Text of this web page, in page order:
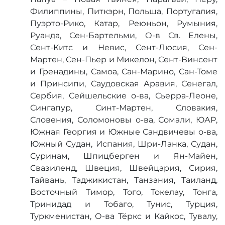
Филиппины, Питкэрн, Польша, Португалия,
Пуэрто-Рико, Катар, Реюньон, Румыния,
Руанда, Сен-Бартельми, О-в Св. Елены,
Сент-Китс и Невис, Сент-Люсия, Сен-
Мартен, Сен-Пьер и Микелон, Сент-Винсент
и Гренадины, Самоа, Сан-Марино, Сан-Томе
и Принсипи, Саудовская Аравия, Сенегал,
Сербия, Сейшельские о-ва, Сьерра-Леоне,
Сингапур, Синт-Мартен, Словакия,
Словения, Соломоновы о-ва, Сомали, ЮАР,
Южная Георгия и Южные Сандвичевы о-ва,
Южный Судан, Испания, Шри-Ланка, Судан,
Суринам, Шпицберген и Ян-Майен,
Свазиленд, Швеция, Швейцария, Сирия,
Тайвань, Таджикистан, Танзания, Таиланд,
Восточный Тимор, Того, Токелау, Тонга,
Тринидад и Тобаго, Тунис, Турция,
Туркменистан, О-ва Тёркс и Кайкос, Тувалу,